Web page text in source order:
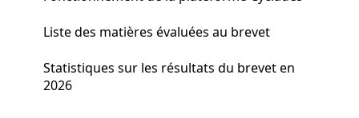
Liste des matières évaluées au brevet
Statistiques sur les résultats du brevet en
2026